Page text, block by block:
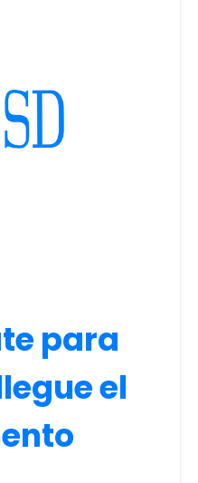
para
el